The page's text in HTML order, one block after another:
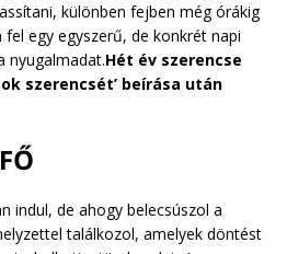
különben fejben még órákig
egy egyszerű, de konkrét napi
nyugalmadat.Hét év szerencse
szerencsét’ beírása után
indul, de ahogy belecsúszol a
találkozol, amelyek döntést